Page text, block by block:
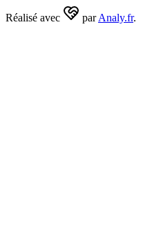
Réalisé avec par Analy.fr.